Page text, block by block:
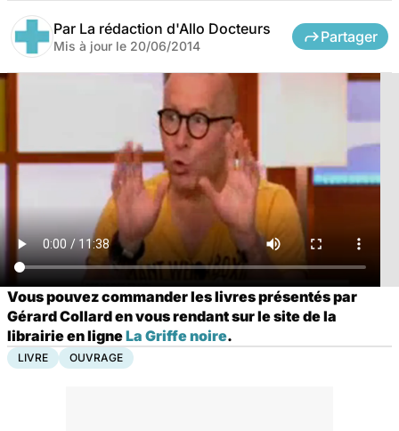
Par La rédaction d'Allo Docteurs
Mis à jour le 20/06/2014
Partager
Vous pouvez commander les livres présentés par
Gérard Collard en vous rendant sur le site de la
librairie en ligneLa Griffe noire.
LIVRE OUVRAGE